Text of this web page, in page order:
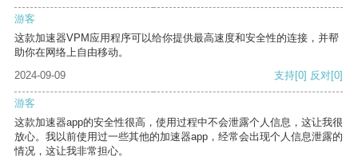
游客
这款加速器VPM应用程序可以给你提供最高速度和安全性的连接，并帮
助你在网络上自由移动。
2024-09-09
支持[0] 反对[0]
游客
这款加速器app的安全性很高，使用过程中不会泄露个人信息，这让我很
放心。我以前使用过一些其他的加速器app，经常会出现个人信息泄露的
情况，这让我非常担心。